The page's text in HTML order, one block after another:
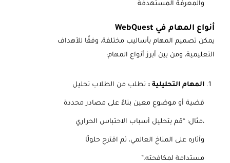
والمعرفة المستهدفة
أنواع المهام في WebQuest
يمكن تصميم المهام بأساليب مختلفة، وفقًا للأهداف
التعليمية، ومن بين أبرز أنواع المهام:
المهام التحليلية : تطلب من الطلاب تحليل
قضية أو موضوع معين بناءً على مصادر محددة
،مثال: “قم بتحليل أسباب الاحتباس الحراري
وآثاره على المناخ العالمي، ثم اقترح حلولًا
مستدامة لمكافحته.”